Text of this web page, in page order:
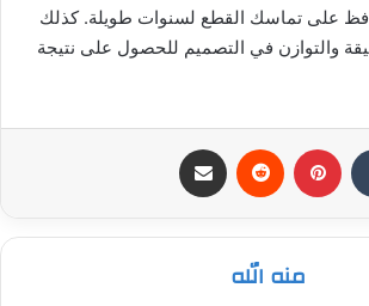
على تماسك القطع لسنوات طويلة. كذلك
والتوازن في التصميم للحصول على نتيجة
بينتيريست
منه الله